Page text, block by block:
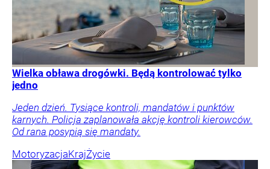
Wielka obława drogówki. Będą kontrolować tylko
jedno
Jeden dzień. Tysiące kontroli, mandatów i punktów
karnych. Policja zaplanowała akcję kontroli kierowców.
Od rana posypią się mandaty.
MotoryzacjaKrajŻycie